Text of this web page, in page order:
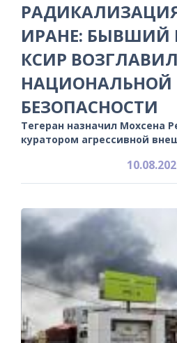
ИРАНЕ: БЫВШИЙ
КСИР
НАЦИОНАЛЬНОЙ
БЕЗОПАСНОСТИ
Тегеран назначил Мохсена
куратором агрессивной